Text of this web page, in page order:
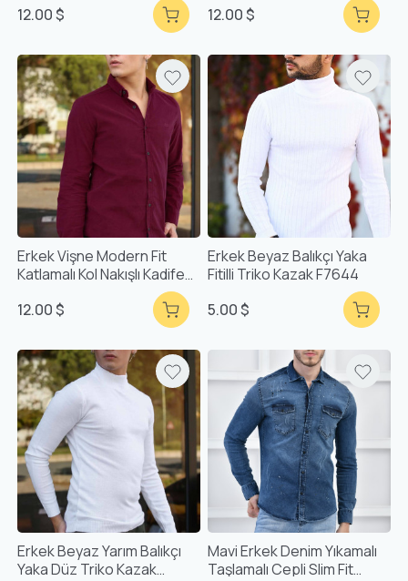
12.00 $
12.00 $
Erkek Vişne Modern Fit
Katlamalı Kol Nakışlı Kadife
12.00 $
Erkek Beyaz Balıkçı Yaka
Fitilli Triko Kazak F7644
5.00 $
Erkek Beyaz Yarım Balıkçı
Yaka Düz Triko Kazak
Mavi Erkek Denim Yıkamalı
Taşlamalı Cepli Slim Fit